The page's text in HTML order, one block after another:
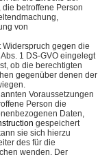
betroffene Person
von
Widerspruch gegen die
1 DS-GVO eingelegt
ob die berechtigten
gegenüber denen der
Voraussetzungen
Person die
Daten,
gespeichert
sie sich hierzu
des für die
wenden. Der